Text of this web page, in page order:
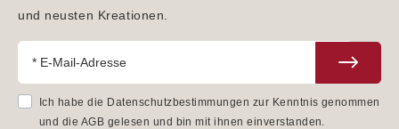
und neusten Kreationen.
Ich habe die Datenschutzbestimmungen zur Kenntnis genommen
und die AGB gelesen und bin mit ihnen einverstanden.